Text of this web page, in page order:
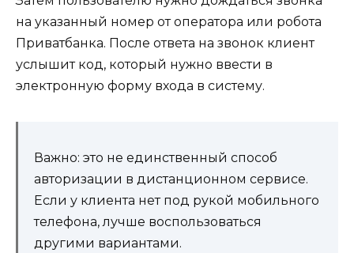
на указанный номер от оператора или робота
Приватбанка. После ответа на звонок клиент
услышит код, который нужно ввести в
электронную форму входа в систему.
Важно: это не единственный способ
авторизации в дистанционном сервисе.
Если у клиента нет под рукой мобильного
телефона, лучше воспользоваться
другими вариантами.